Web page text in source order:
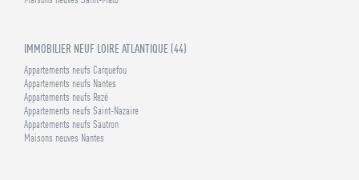
IMMOBILIER NEUF LOIRE ATLANTIQUE (44)
Appartements neufs Carquefou
Appartements neufs Nantes
Appartements neufs Rezé
Appartements neufs Saint-Nazaire
Appartements neufs Sautron
Maisons neuves Nantes